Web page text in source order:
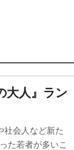
大人』ラン
会人など新た
た若者が多いこ